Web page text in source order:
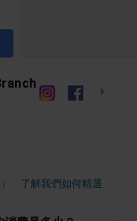
了解我們如何精選